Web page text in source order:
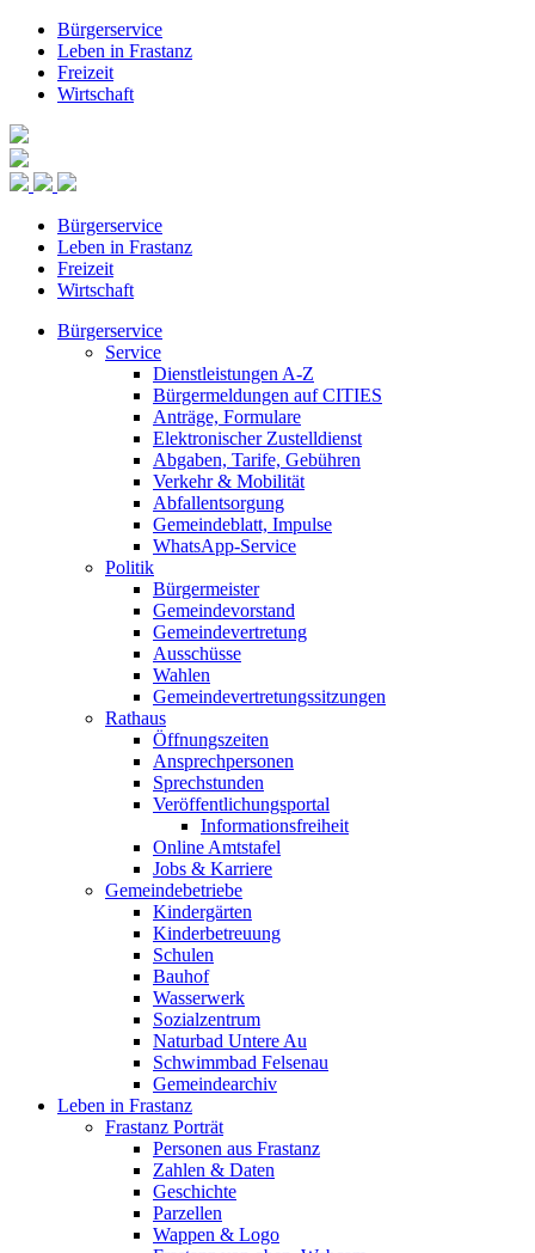
Bürgerservice
Leben in Frastanz
Freizeit
Wirtschaft
Bürgerservice
Leben in Frastanz
Freizeit
Wirtschaft
Bürgerservice
Service
Dienstleistungen A-Z
Bürgermeldungen auf CITIES
Anträge, Formulare
Elektronischer Zustelldienst
Abgaben, Tarife, Gebühren
Verkehr & Mobilität
Abfallentsorgung
Gemeindeblatt, Impulse
WhatsApp-Service
Politik
Bürgermeister
Gemeindevorstand
Gemeindevertretung
Ausschüsse
Wahlen
Gemeindevertretungssitzungen
Rathaus
Öffnungszeiten
Ansprechpersonen
Sprechstunden
Veröffentlichungsportal
Informationsfreiheit
Online Amtstafel
Jobs & Karriere
Gemeindebetriebe
Kindergärten
Kinderbetreuung
Schulen
Bauhof
Wasserwerk
Sozialzentrum
Naturbad Untere Au
Schwimmbad Felsenau
Gemeindearchiv
Leben in Frastanz
Frastanz Porträt
Personen aus Frastanz
Zahlen & Daten
Geschichte
Parzellen
Wappen & Logo